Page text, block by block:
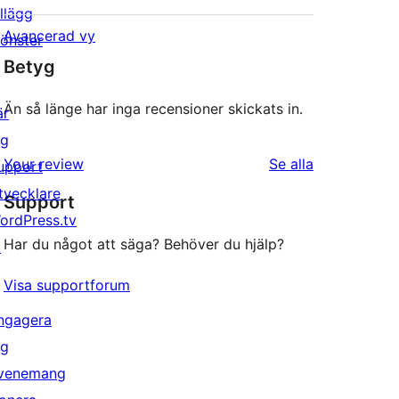
Avancerad vy
Betyg
Än så länge har inga recensioner skickats in.
Your review Se alla
Support
Har du något att säga? Behöver du hjälp?
Visa supportforum